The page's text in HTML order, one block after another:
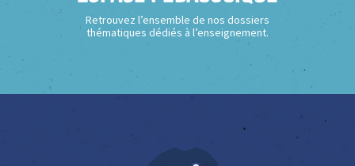
Retrouvez l’ensemble de nos dossiers
thématiques dédiés à l’enseignement.